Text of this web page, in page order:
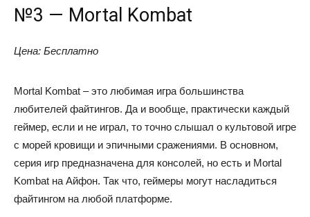
№3 — Mortal Kombat
Цена: Бесплатно
Mortal Kombat – это любимая игра большинства
любителей файтингов. Да и вообще, практически каждый
геймер, если и не играл, то точно слышал о культовой игре
с морей кровищи и эпичными сражениями. В основном,
серия игр предназначена для консолей, но есть и Mortal
Kombat на Айфон. Так что, геймеры могут насладиться
файтингом на любой платформе.